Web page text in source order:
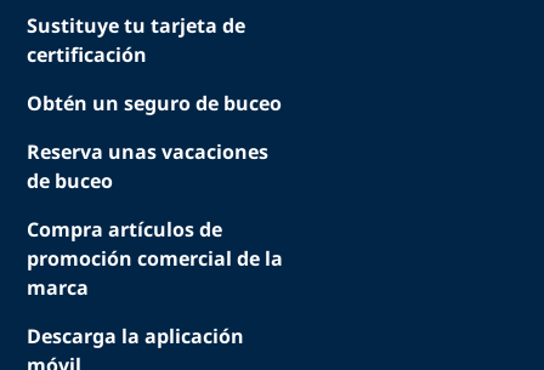
Sustituye tu tarjeta de
certificación
Obtén un seguro de buceo
Reserva unas vacaciones
de buceo
Compra artículos de
promoción comercial de la
marca
Descarga la aplicación